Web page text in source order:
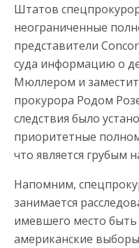
Штатов
неограниченные
представители
суда информацию о
Мюллером и
прокурора Родом
следствия было
приоритетные
что является грубым
Напомним,
занимается
имевшего место быть
американские